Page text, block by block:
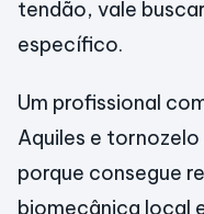
tendão, vale
específico.
Um profissional
Aquiles e
porque consegue
biomecânica local